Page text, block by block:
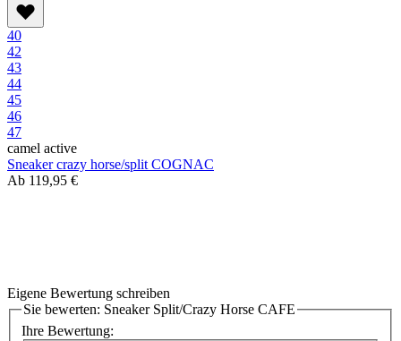
40
42
43
44
45
46
47
camel active
Sneaker crazy horse/split COGNAC
Ab 119,95 €
Eigene Bewertung schreiben
Sie bewerten: Sneaker Split/Crazy Horse CAFE
Ihre Bewertung: